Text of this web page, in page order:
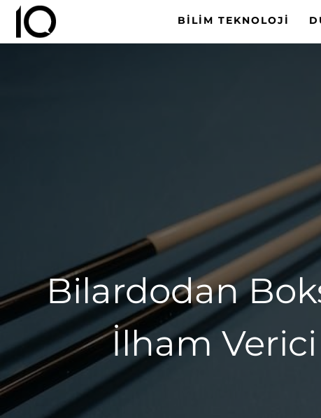
BILIM TEKNOLOJI
Bilardodan
İlham